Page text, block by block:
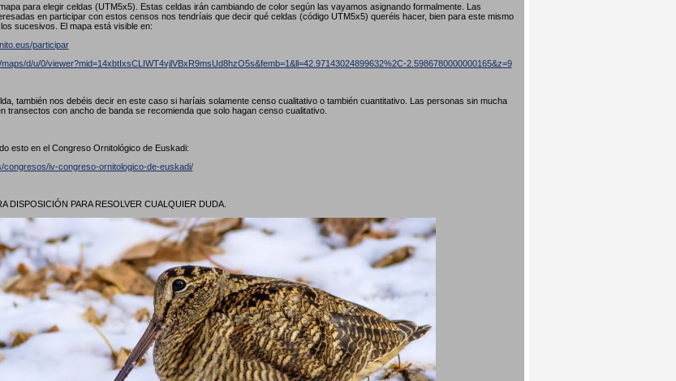
para elegir celdas (UTM5x5). Estas celdas irán cambiando de color según las vayamos asignando formalmente. Las
en participar con estos censos nos tendríais que decir qué celdas (código UTM5x5) queréis hacer, bien para este mismo
sucesivos. El mapa está visible en:
participar
d/u/0/viewer?mid=14xbtIxsCLIWT4vjlVBxR9msUd8hzO5s&femb=1&ll=42.97143024899632%2C-2.5986780000000165&z=9
también nos debéis decir en este caso si haríais solamente censo cualitativo o también cuantitativo. Las personas sin mucha
transectos con ancho de banda se recomienda que solo hagan censo cualitativo.
esto en el Congreso Ornitológico de Euskadi:
congresos/iv-congreso-ornitologico-de-euskadi/
DISPOSICIÓN PARA RESOLVER CUALQUIER DUDA.